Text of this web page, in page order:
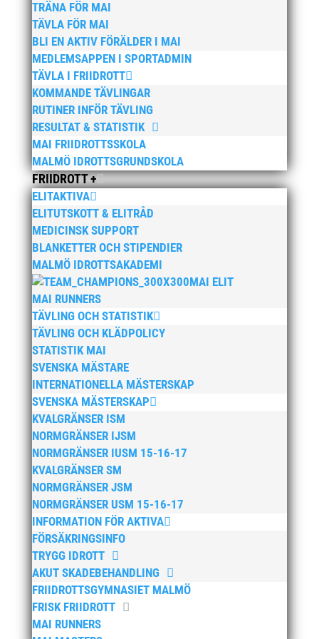
TRÄNA FÖR MAI
TÄVLA FÖR MAI
BLI EN AKTIV FÖRÄLDER I MAI
MEDLEMSAPPEN I SPORTADMIN
TÄVLA I FRIIDROTT
KOMMANDE TÄVLINGAR
RUTINER INFÖR TÄVLING
RESULTAT & STATISTIK
MAI FRIIDROTTSSKOLA
MALMÖ IDROTTSGRUNDSKOLA
FRIIDROTT +
ELITAKTIVA
ELITUTSKOTT & ELITRÅD
MEDICINSK SUPPORT
BLANKETTER OCH STIPENDIER
MALMÖ IDROTTSAKADEMI
MAI ELIT
MAI RUNNERS
TÄVLING OCH STATISTIK
TÄVLING OCH KLÄDPOLICY
STATISTIK MAI
SVENSKA MÄSTARE
INTERNATIONELLA MÄSTERSKAP
SVENSKA MÄSTERSKAP
KVALGRÄNSER ISM
NORMGRÄNSER IJSM
NORMGRÄNSER IUSM 15-16-17
KVALGRÄNSER SM
NORMGRÄNSER JSM
NORMGRÄNSER USM 15-16-17
INFORMATION FÖR AKTIVA
FÖRSÄKRINGSINFO
TRYGG IDROTT
AKUT SKADEBEHANDLING
FRIIDROTTSGYMNASIET MALMÖ
FRISK FRIIDROTT
MAI RUNNERS
Bilder från MAI Årsmöte 2026
Wictor i galacentrum – sedan blir det Pallasspelen
januari, 2026
Lasse Johnssons livsgärning hyllad på Friidrottsgalan
28 januari, 2026
maj 2026
april 2026
januari 2026
december 2025
november 2025
oktober 2025
augusti 2025
juli 2025
april 2025
mars 2025
januari 2025
oktober 2024
september 2024
augusti 2024
juni 2024
april 2024
mars 2024
februari 2024
januari 2024
december 2023
maj 2023
april 2023
januari 2023
november 2022